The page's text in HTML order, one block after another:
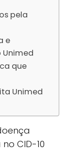
pela
e
Unimed
que
Unimed
CID-10